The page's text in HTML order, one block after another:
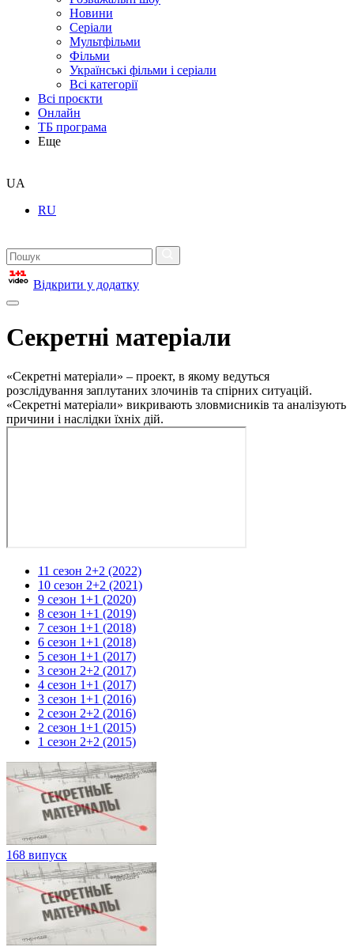
Новини
Серіали
Мультфільми
Фільми
Українські фільми і серіали
Всі категорії
Всі проєкти
Онлайн
ТБ програма
Еще
UA
RU
Відкрити у додатку
Секретні матеріали
«Секретні матеріали» – проект, в якому ведуться
розслідування заплутаних злочинів та спірних ситуацій.
«Секретні матеріали» викривають зловмисників та аналізують
причини і наслідки їхніх дій.
11 сезон 2+2 (2022)
10 сезон 2+2 (2021)
9 сезон 1+1 (2020)
8 сезон 1+1 (2019)
7 сезон 1+1 (2018)
6 сезон 1+1 (2018)
5 сезон 1+1 (2017)
3 сезон 2+2 (2017)
4 сезон 1+1 (2017)
3 сезон 1+1 (2016)
2 сезон 2+2 (2016)
2 сезон 1+1 (2015)
1 сезон 2+2 (2015)
168 випуск